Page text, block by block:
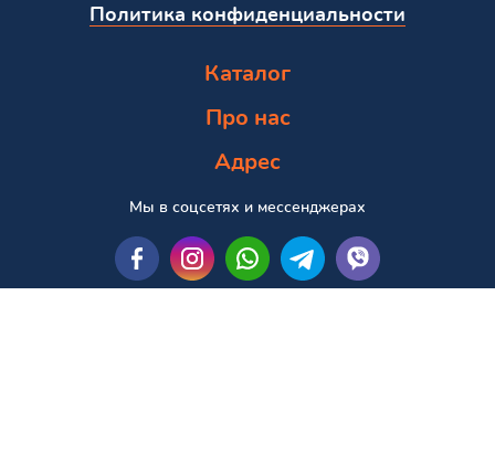
Политика конфиденциальности
Каталог
Про нас
Адрес
Мы в соцсетях и мессенджерах